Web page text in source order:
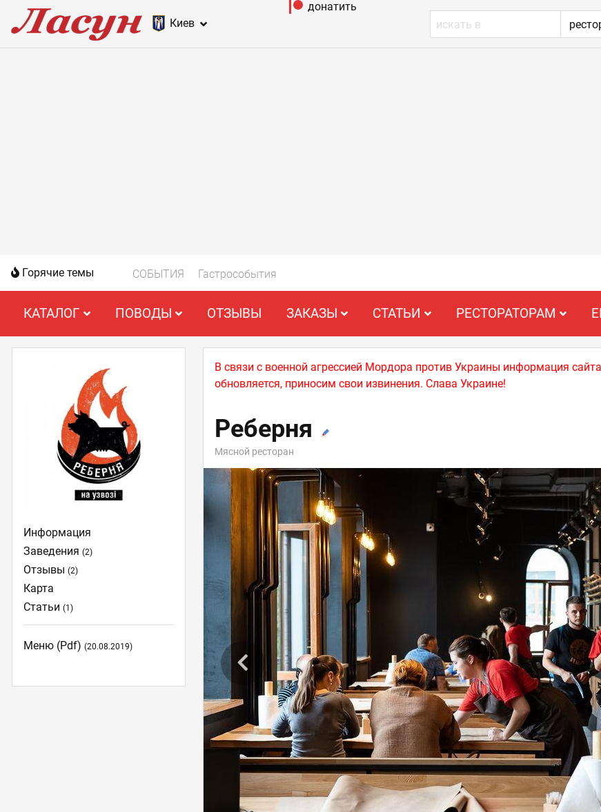
Киев
донатить
Горячие темы СОБЫТИЯ Гастрособытия
КАТАЛОГ ПОВОДЫ ОТЗЫВЫ ЗАКАЗЫ СТАТЬИ РЕСТОРАТОРАМ
В связи с военной агрессией Мордора против Украины информация
обновляется, приносим свои извинения. Слава Украине!
Реберня
Мясной ресторан
Информация
Заведения(2)
Отзывы(2)
Карта
Статьи(1)
Меню (pdf)(20.08.2019)